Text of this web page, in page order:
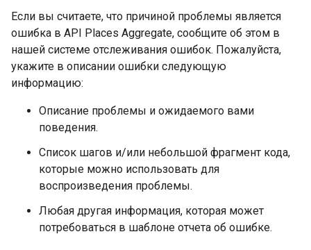
Если вы считаете, что причиной проблемы является
ошибка в API Places Aggregate, сообщите об этом в
нашей системе отслеживания ошибок. Пожалуйста,
укажите в описании ошибки следующую
информацию:
Описание проблемы и ожидаемого вами
поведения.
Список шагов и/или небольшой фрагмент кода,
которые можно использовать для
воспроизведения проблемы.
Любая другая информация, которая может
потребоваться в шаблоне отчета об ошибке.